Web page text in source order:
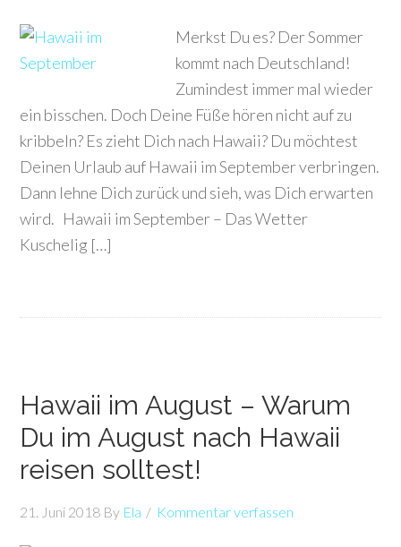
Merkst Du es? Der Sommer
kommt nach Deutschland!
Zumindest immer mal wieder
ein bisschen. Doch Deine Füße hören nicht auf zu
kribbeln? Es zieht Dich nach Hawaii? Du möchtest
Deinen Urlaub auf Hawaii im September verbringen.
Dann lehne Dich zurück und sieh, was Dich erwarten
wird. Hawaii im September – Das Wetter
Kuschelig […]
Hawaii im August – Warum
Du im August nach Hawaii
reisen solltest!
21. Juni 2018 By Ela Kommentar verfassen